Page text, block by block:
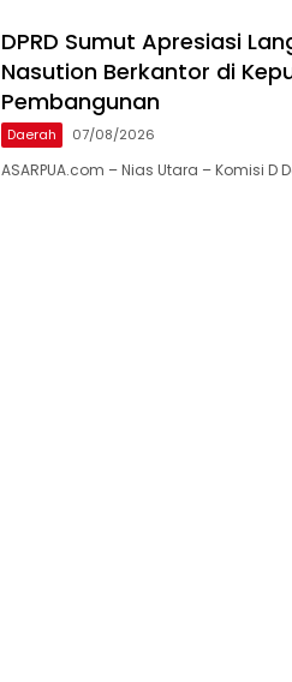
DPRD Sumut Apresiasi
Nasution Berkantor di
Pembangunan
Daerah 07/08/2026
ASARPUA.com – Nias Utara – Komisi D